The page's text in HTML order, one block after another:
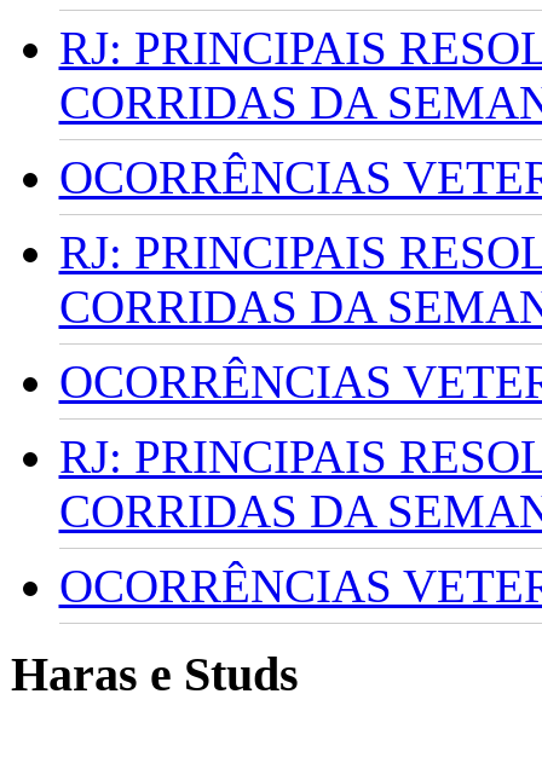
RJ: PRINCIPAIS
CORRIDAS DA
OCORRÊNCIAS
RJ: PRINCIPAIS
CORRIDAS DA
OCORRÊNCIAS
RJ: PRINCIPAIS
CORRIDAS DA
OCORRÊNCIAS
Haras e Studs